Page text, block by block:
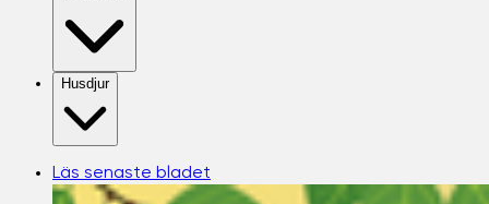
Husdjur
Läs senaste bladet